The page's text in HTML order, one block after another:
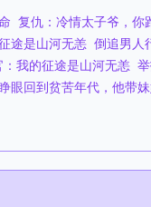
复仇：冷情太子爷，你
途是山河无恙 倒追男人
：我的征途是山河无恙
眼回到贫苦年代，他带